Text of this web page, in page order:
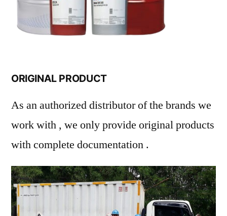
ORIGINAL PRODUCT
As an authorized distributor of the brands we
work with , we only provide original products
with complete documentation .